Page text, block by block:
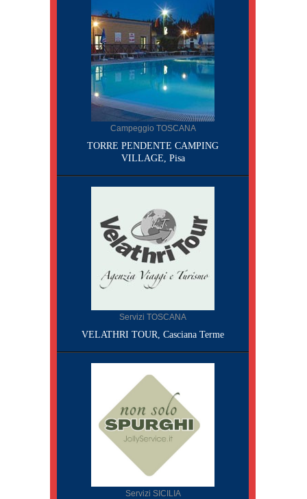
Campeggio TOSCANA
TORRE PENDENTE CAMPING
VILLAGE, Pisa
Servizi TOSCANA
VELATHRI TOUR, Casciana Terme
Servizi SICILIA